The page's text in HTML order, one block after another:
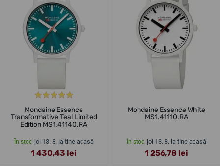
Mondaine Essence
Transformative Teal Limited
Edition MS1.41140.RA
În stoc joi 13. 8. la tine acasă
1 430,43 lei
Mondaine Essence White
MS1.41110.RA
În stoc joi 13. 8. la tine acasă
1 256,78 lei